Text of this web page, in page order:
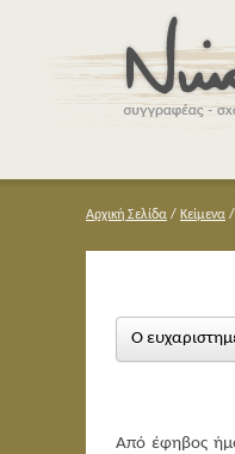
Αρχική Σελίδα / Κείμενα /
Ο
Από έφηβος